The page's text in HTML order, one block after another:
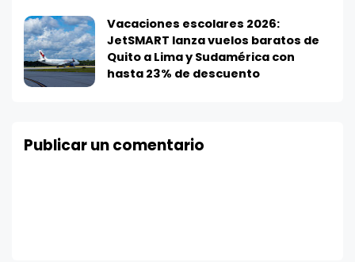
Vacaciones escolares 2026:
JetSMART lanza vuelos baratos de
Quito a Lima y Sudamérica con
hasta 23% de descuento
Publicar un comentario